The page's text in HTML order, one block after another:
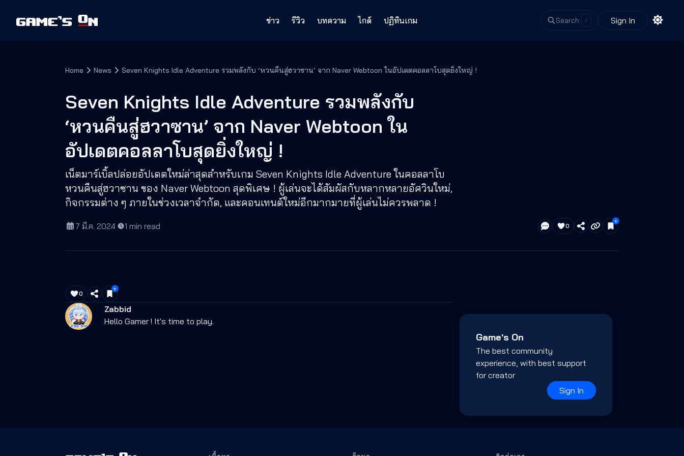
ข่าว รีวิว บทความ ไกด์ ปฏิทินเกม Search / Sign In
Home News Seven Knights Idle Adventure รวมพลังกับ ‘หวนคืนสู่ฮวาซาน’ จาก Naver Webtoon ในอัปเดตคอลลาโบสุดยิ่งใหญ่ !
Seven Knights Idle Adventure รวมพลังกับ
‘หวนคืนสู่ฮวาซาน’ จาก Naver Webtoon ใน
อัปเดตคอลลาโบสุดยิ่งใหญ่ !
เน็ตมาร์เบิ้ลปล่อยอัปเดตใหม่ล่าสุดสำหรับเกม Seven Knights Idle Adventure ในคอลลาโบ
หวนคืนสู่ฮวาซาน ของ Naver Webtoon สุดพิเศษ ! ผู้เล่นจะได้สัมผัสกับหลากหลายอัศวินใหม่,
กิจกรรมต่าง ๆ ภายในช่วงเวลาจำกัด, และคอนเทนต์ใหม่อีกมากมายที่ผู้เล่นไม่ควรพลาด !
7 มี.ค. 2024· 1 min read 0
0
Zabbid
Hello Gamer ! It's time to play.
Game's On
The best community
experience, with best support
for creator
Sign In